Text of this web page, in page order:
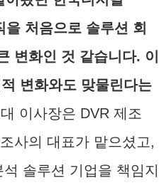
처음으로 솔루션 회
변화인 것 같습니다. 이
변화와도 맞물린다는
이사장은 DVR 제조
사의 대표가 맡으셨고,
솔루션 기업을 책임지